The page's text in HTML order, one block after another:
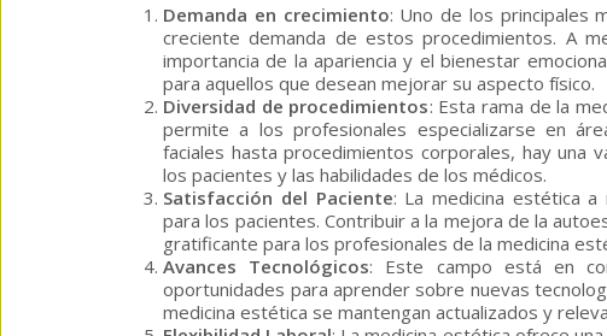
Demanda en crecimiento: Uno de los principales
creciente demanda de estos procedimientos. A
importancia de la apariencia y el bienestar
para aquellos que desean mejorar su aspecto físico.
Diversidad de procedimientos: Esta rama de la
permite a los profesionales especializarse en
faciales hasta procedimientos corporales, hay una
los pacientes y las habilidades de los médicos.
Satisfacción del Paciente: La medicina estética
para los pacientes. Contribuir a la mejora de la
gratificante para los profesionales de la medicina
Avances Tecnológicos: Este campo está en
oportunidades para aprender sobre nuevas
medicina estética se mantengan actualizados y